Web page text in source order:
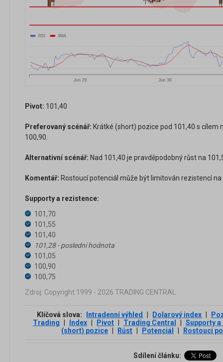
Pivot: 101,40
Preferovaný scénář: Krátké (short) pozice pod 101,40 s cílem
100,90.
Alternativní scénář: Nad 101,40 je pravděpodobný růst na
Komentář: Rostoucí potenciál může být limitován rezistencí na
Supporty a rezistence:
101,70
101,55
101,40
101,28 - poslední hodnota
101,05
100,90
100,75
Zdroj: Copyright 1999 - 2026 TRADING CENTRAL
Klíčová slova: Intradenní výhled Dolarový index
Trading
Index Pivot Trading Central
Supporty
(short) pozice
Růst Potenciál Rostoucí
Sdílení článku: